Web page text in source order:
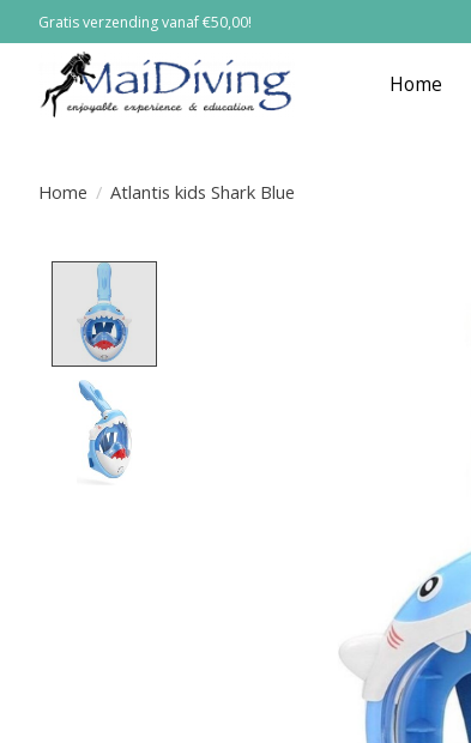
Gratis verzending vanaf €50,00!
Home
Home / Atlantis kids Shark Blue